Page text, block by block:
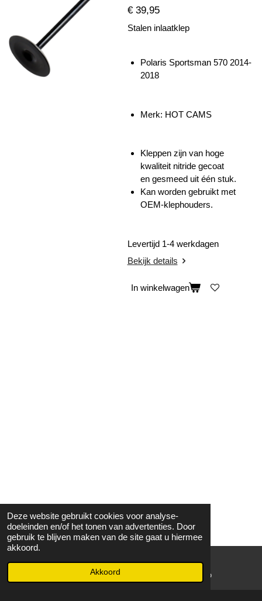
Deze website gebruikt cookies voor analyse-
doeleinden en/of het tonen van advertenties. Door
gebruik te blijven maken van de site gaat u hiermee
akkoord.
Akkoord
€ 39,95
Stalen inlaatklep
Polaris Sportsman 570 2014-
2018
Merk: HOT CAMS
Kleppen zijn van hoge
kwaliteit nitride gecoat
en gesmeed uit één stuk.
Kan worden gebruikt met
OEM-klephouders.
Levertijd 1-4 werkdagen
Bekijk details
In winkelwagen
WhatsApp